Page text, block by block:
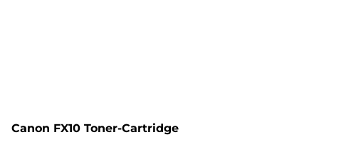
Canon FX10 Toner-Cartridge